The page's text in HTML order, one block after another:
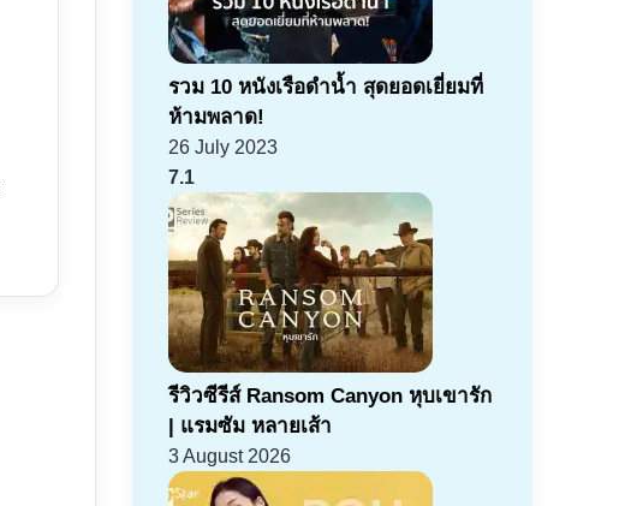
รวม 10 หนังเรือดำน้ำ สุดยอดเยี่ยมที่
ห้ามพลาด!
26 July 2023
7.1
รีวิวซีรีส์ Ransom Canyon หุบเขารัก
| แรมซัม หลายเส้า
3 August 2026